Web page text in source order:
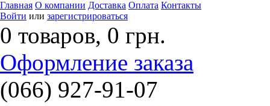
Главная О компании Доставка Оплата Контакты
Войти или зарегистрироваться
0 товаров, 0 грн.
Оформление заказа
(066) 927-91-07